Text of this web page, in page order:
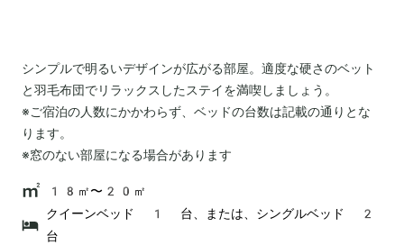
シンプルで明るいデザインが広がる部屋。適度な硬さのベット
と羽毛布団でリラックスしたステイを満喫しましょう。
※ご宿泊の人数にかかわらず、ベッドの台数は記載の通りとな
ります。
※窓のない部屋になる場合があります
18㎡〜20㎡
クイーンベッド 1 台、または、シングルベッド 2
台